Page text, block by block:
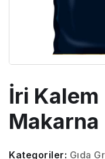
İri Kalem
Makarna
Kategoriler: Gıda